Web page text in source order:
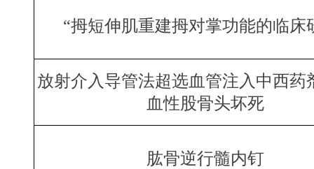
“拇短伸肌重建拇对掌功能的临床
放射介入导管法超选血管注入中西药
血性股骨头坏死
肱骨逆行髓内钉